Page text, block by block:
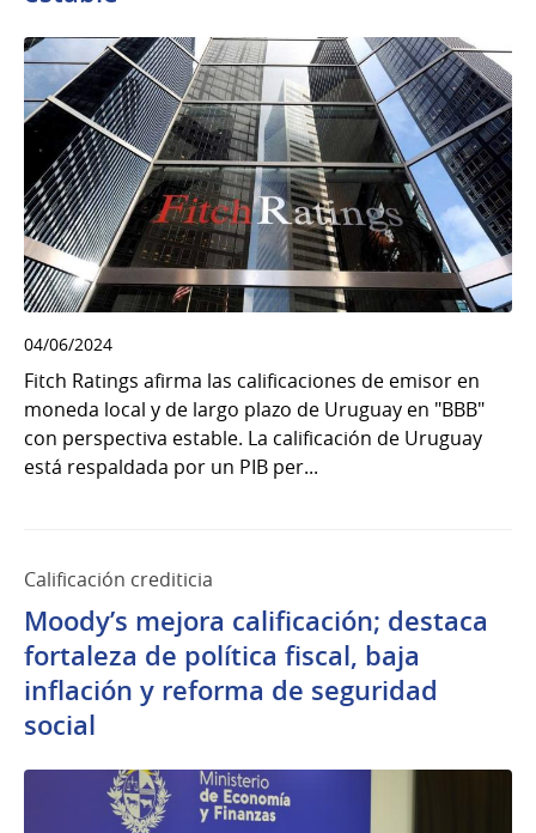
04/06/2024
Fitch Ratings afirma las calificaciones de emisor en
moneda local y de largo plazo de Uruguay en "BBB"
con perspectiva estable. La calificación de Uruguay
está respaldada por un PIB per...
Calificación crediticia
Moody’s mejora calificación; destaca
fortaleza de política fiscal, baja
inflación y reforma de seguridad
social